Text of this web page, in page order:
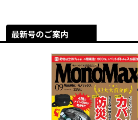
最新号のご案内